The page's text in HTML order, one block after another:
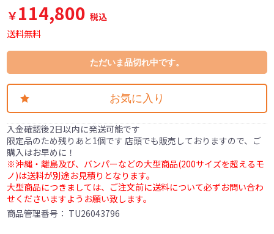
￥114,800 税込
送料無料
ただいま品切れ中です。
お気に入り
入金確認後2日以内に発送可能です
限定品のため残りあと1個です 店頭でも販売しておりますので、ご
購入はお早めに！
※沖縄・離島及び、バンパーなどの大型商品(200サイズを超えるモ
ノ)は送料が別途お見積りとなります。
大型商品につきましては、ご注文前に送料について必ずお問い合わ
せくださいますようお願い致します。
商品管理番号： TU26043796